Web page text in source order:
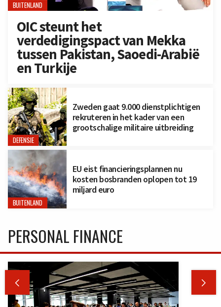
BUITENLAND
OIC steunt het
verdedigingspact van Mekka
tussen Pakistan, Saoedi-Arabië
en Turkije
DEFENSIE
Zweden gaat 9.000 dienstplichtigen
rekruteren in het kader van een
grootschalige militaire uitbreiding
BUITENLAND
EU eist financieringsplannen nu
kosten bosbranden oplopen tot 19
miljard euro
PERSONAL FINANCE
 